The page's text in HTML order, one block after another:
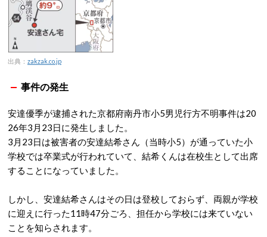
出典： zakzak.co.jp
事件の発生
安達優季が逮捕された京都府南丹市小5男児行方不明事件は20
26年3月23日に発生しました。
3月23日は被害者の安達結希さん（当時小5）が通っていた小
学校では卒業式が行われていて、結希くんは在校生として出席
することになっていました。
しかし、安達結希さんはその日は登校しておらず、両親が学校
に迎えに行った11時47分ごろ、担任から学校には来ていない
ことを知らされます。